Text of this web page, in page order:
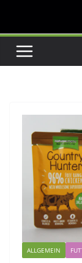
ALLGEMEIN